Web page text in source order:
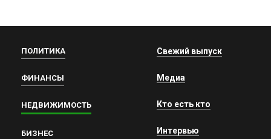
ПОЛИТИКА
ФИНАНСЫ
НЕДВИЖИМОСТЬ
БИЗНЕС
Свежий выпуск
Медиа
Кто есть кто
Интервью